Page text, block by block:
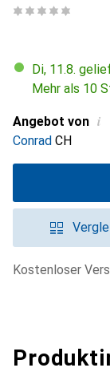
Di, 11.8.
Mehr als 10
Angebot von i
Conrad CH
Kostenloser